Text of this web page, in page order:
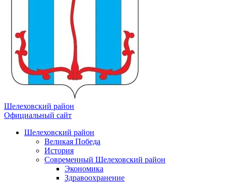
Шелеховский район
Официальный сайт
Шелеховский район
Великая Победа
История
Современный Шелеховский район
Экономика
Здравоохранение